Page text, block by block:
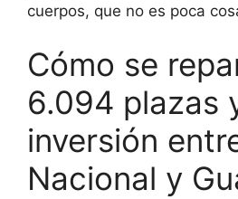
cuerpos, que no es poca
Cómo se
6.094 plazas
inversión
Nacional y